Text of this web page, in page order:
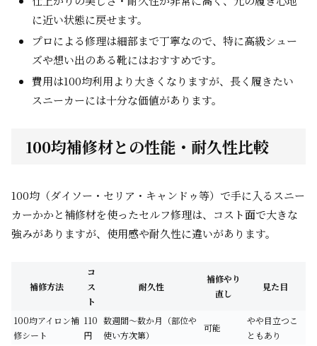
に近い状態に戻せます。
プロによる修理は細部まで丁寧なので、特に高級シュー
ズや想い出のある靴にはおすすめです。
費用は100均利用より大きくなりますが、長く履きたい
スニーカーには十分な価値があります。
100均補修材との性能・耐久性比較
100均（ダイソー・セリア・キャンドゥ等）で手に入るスニー
カーかかと補修材を使ったセルフ修理は、コスト面で大きな
強みがありますが、使用感や耐久性に違いがあります。
補修方法
コ
ス
ト
耐久性
補修やり
直し
見た目
100均アイロン補
修シート
110
円
数週間〜数か月（部位や
使い方次第）
可能
やや目立つこ
ともあり